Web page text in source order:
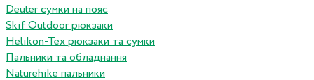
Deuter сумки на пояс
Skif Outdoor рюкзаки
Helikon-Tex рюкзаки та сумки
Пальники та обладнання
Naturehike пальники